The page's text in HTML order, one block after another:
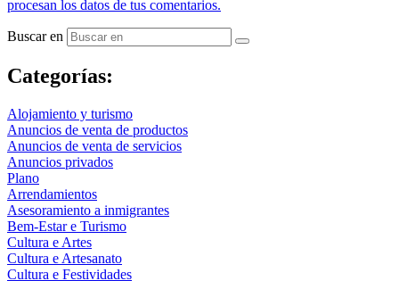
procesan los datos de tus comentarios.
Buscar en
Categorías:
Alojamiento y turismo
Anuncios de venta de productos
Anuncios de venta de servicios
Anuncios privados
Plano
Arrendamientos
Asesoramiento a inmigrantes
Bem-Estar e Turismo
Cultura e Artes
Cultura e Artesanato
Cultura e Festividades